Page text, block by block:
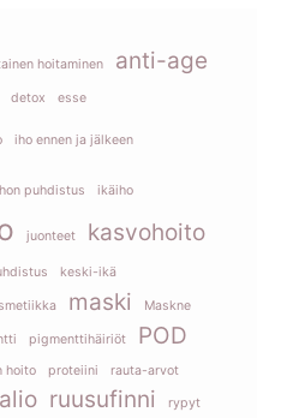
hoitaminen anti-age
detox esse
iho ennen ja jälkeen
puhdistus ikäiho
juonteet
kasvohoito
keski-ikä
maski Maskne
pigmenttihäiriöt POD
hoito proteiini rauta-arvot
ruusufinni rypyt